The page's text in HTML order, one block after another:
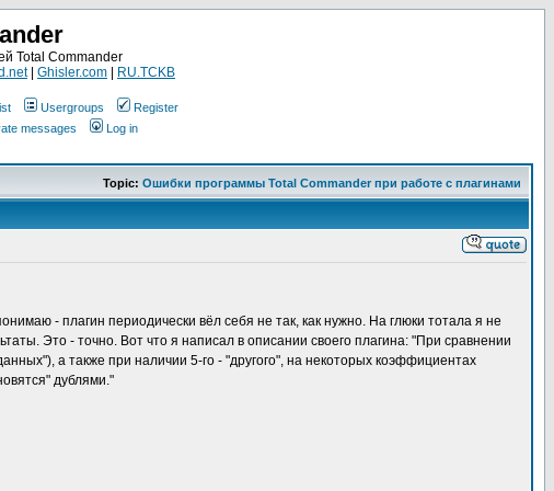
Total Commander
| Ghisler.com RU.TCKB
Usergroups
Register
messages Log in
Topic: Ошибки программы Total Commander при работе с плагинами
- плагин периодически вёл себя не так, как нужно. На глюки тотала я не
Это - точно. Вот что я написал в описании своего плагина: "При сравнении
а также при наличии 5-го - "другого", на некоторых коэффициентах
дублями."